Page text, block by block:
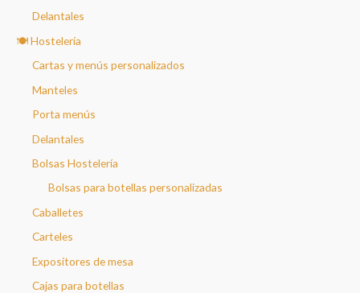
Delantales
🍽️ Hostelería
Cartas y menús personalizados
Manteles
Porta menús
Delantales
Bolsas Hostelería
Bolsas para botellas personalizadas
Caballetes
Carteles
Expositores de mesa
Cajas para botellas